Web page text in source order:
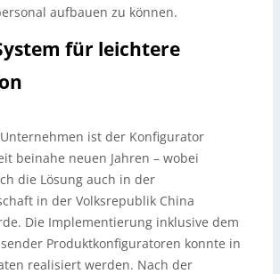
aufbauen zu können.
für leichtere
ist der Konfigurator
beinahe neuen Jahren – wobei
die Lösung auch in der
in der Volksrepublik China
Die Implementierung inklusive dem
Produktkonfiguratoren konnte in
realisiert werden. Nach der